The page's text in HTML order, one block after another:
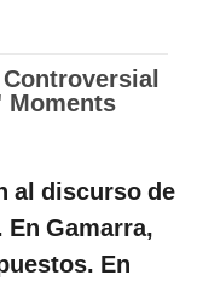
al discurso de
Gamarra,
En